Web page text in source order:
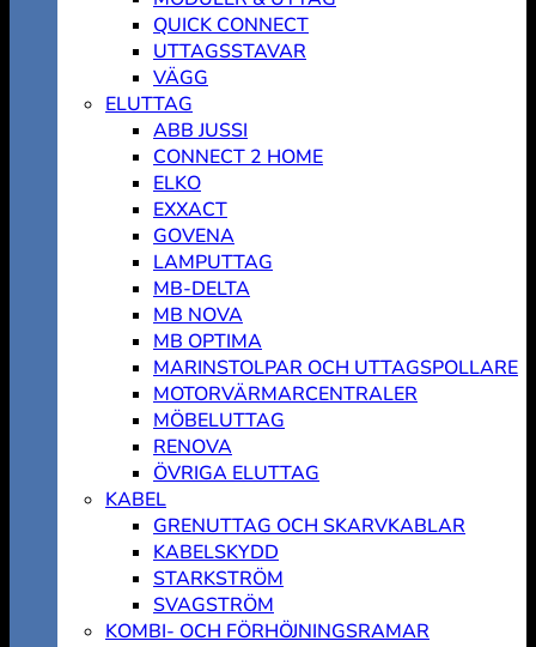
QUICK CONNECT
UTTAGSSTAVAR
VÄGG
ELUTTAG
ABB JUSSI
CONNECT 2 HOME
ELKO
EXXACT
GOVENA
LAMPUTTAG
MB-DELTA
MB NOVA
MB OPTIMA
MARINSTOLPAR OCH UTTAGSPOLLARE
MOTORVÄRMARCENTRALER
MÖBELUTTAG
RENOVA
ÖVRIGA ELUTTAG
KABEL
GRENUTTAG OCH SKARVKABLAR
KABELSKYDD
STARKSTRÖM
SVAGSTRÖM
KOMBI- OCH FÖRHÖJNINGSRAMAR